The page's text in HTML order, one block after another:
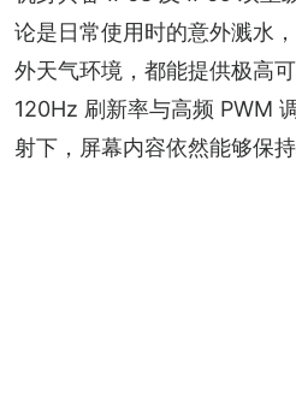
论是日常使用时的意外溅水
外天气环境，都能提供极高
120Hz 刷新率与高频 PWM
射下，屏幕内容依然能够保持